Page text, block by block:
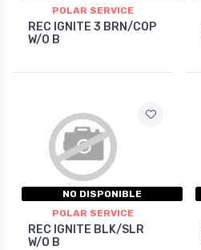
POLAR SERVICE
REC IGNITE 3 BRN/COP
W/O B
NO DISPONIBLE
POLAR SERVICE
REC IGNITE BLK/SLR
W/O B